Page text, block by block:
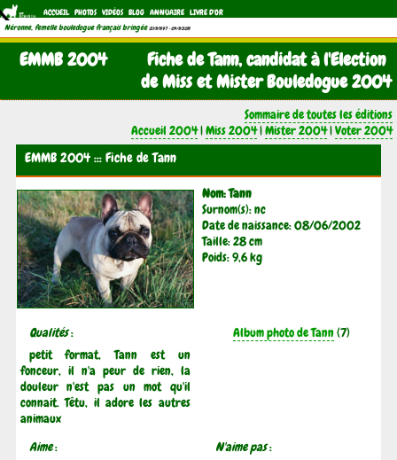
ACCUEIL PHOTOS VIDÉOS BLOG ANNUAIRE LIVRE D'OR
Néronne, femelle bouledogue français bringée (21/11/1997 - 04/11/2011)
EMMB 2004
Fiche de Tann, candidat à l'Election
de Miss et Mister Bouledogue 2004
Sommaire de toutes les éditions
Accueil 2004|Miss 2004|Mister 2004|Voter 2004
EMMB 2004 ::: Fiche de Tann
Nom: Tann
Surnom(s): nc
Date de naissance: 08/06/2002
Taille: 28 cm
Poids: 9,6 kg
Qualités:
petit format, Tann est un
fonceur, il n'a peur de rien, la
douleur n'est pas un mot qu'il
connait. Têtu, il adore les autres
animaux
Album photo de Tann(7)
Aime:
N'aime pas: